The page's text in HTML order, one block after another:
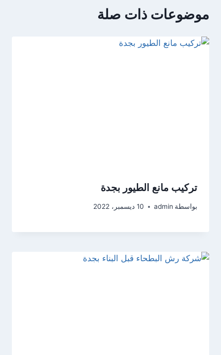
موضوعات ذات صلة
تركيب مانع الطيور بجدة
بواسطة admin 10 ديسمبر، 2022